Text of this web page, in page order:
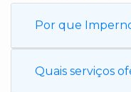
Por que
Quais serviços